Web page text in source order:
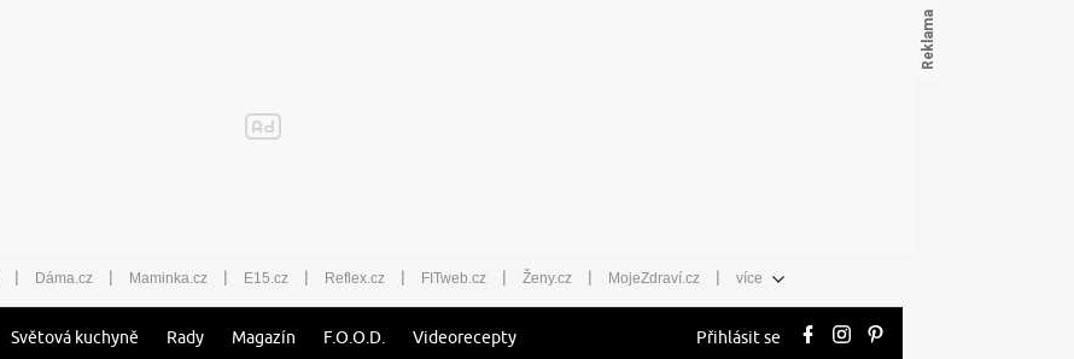
| Dáma.cz | Maminka.cz | E15.cz | Reflex.cz | FITweb.cz | Ženy.cz | MojeZdraví.cz | více
Světová kuchyně Rady Magazín F.O.O.D. Videorecepty Přihlásit se